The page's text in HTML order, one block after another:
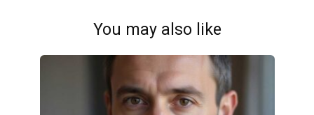
You may also like